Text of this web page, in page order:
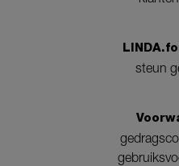
steun